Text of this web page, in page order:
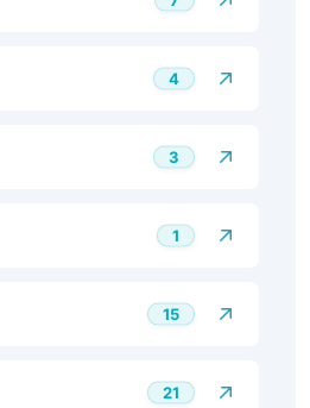
4
3
1
15
21